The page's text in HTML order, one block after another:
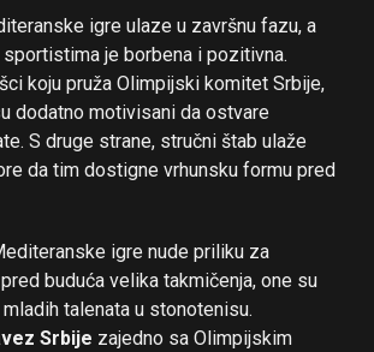
igre ulaze u završnu fazu, a
je borbena i pozitivna.
koju pruža Olimpijski komitet Srbije,
dodatno motivisani da ostvare
S druge strane, stručni štab ulaže
da tim dostigne vrhunsku formu pred
igre nude priliku za
buduća velika takmičenja, one su
talenata u stonotenisu.
Srbije zajedno sa Olimpijskim